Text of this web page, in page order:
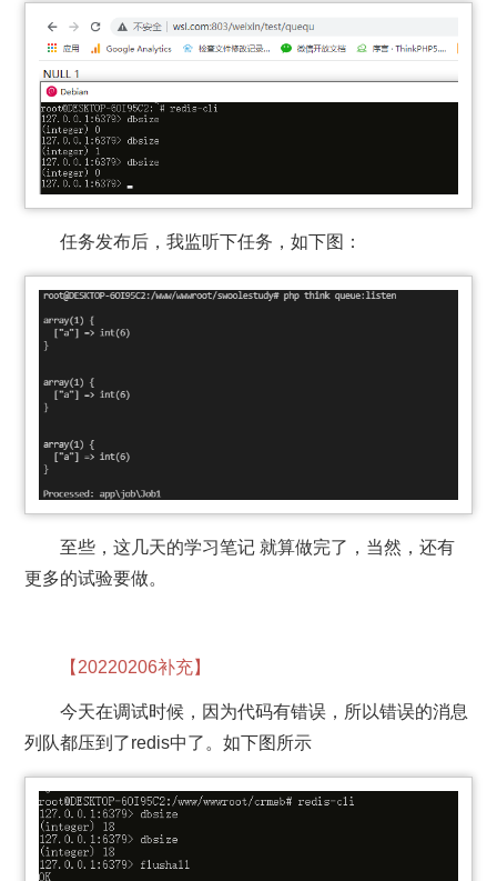
任务发布后，我监听下任务，如下图：
至些，这几天的学习笔记 就算做完了，当然，还有
更多的试验要做。
【20220206补充】
今天在调试时候，因为代码有错误，所以错误的消息
列队都压到了redis中了。如下图所示